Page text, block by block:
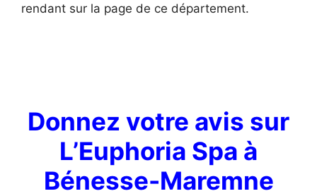
rendant sur la page de ce département.
Donnez votre avis sur
L’Euphoria Spa à
Bénesse-Maremne